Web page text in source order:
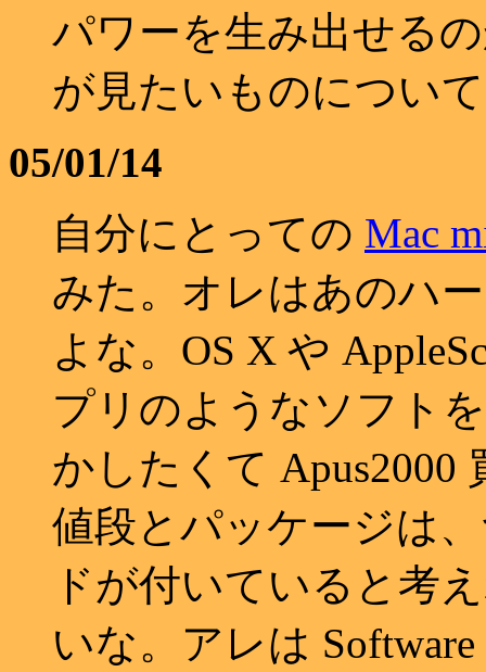
パワーを生み出せる
が見たいものについ
05/01/14
自分にとっての Mac
みた。オレはあのハ
よな。OS X や
プリのようなソフト
かしたくて Apus2000
値段とパッケージは
ドが付いていると考
いな。アレは